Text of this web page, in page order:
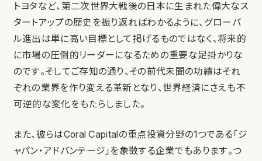
トヨタなど、第二次世界大戦後の日本に生まれた偉大なス
タートアップの歴史を振り返ればわかるように、グローバ
ル進出は単に高い目標として掲げるものではなく、将来的
に市場の圧倒的リーダーになるための重要な足掛かりな
のです。そしてご存知の通り、その前代未聞の功績はそれ
ぞれの業界を作り変える革新となり、世界経済にさえも不
可逆的な変化をもたらしました。
また、彼らはCoral Capitalの重点投資分野の1つである「ジ
ャパン・アドバンテージ」を象徴する企業でもあります。つ